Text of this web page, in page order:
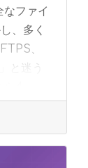
ファイ
、多く
、
と迷う